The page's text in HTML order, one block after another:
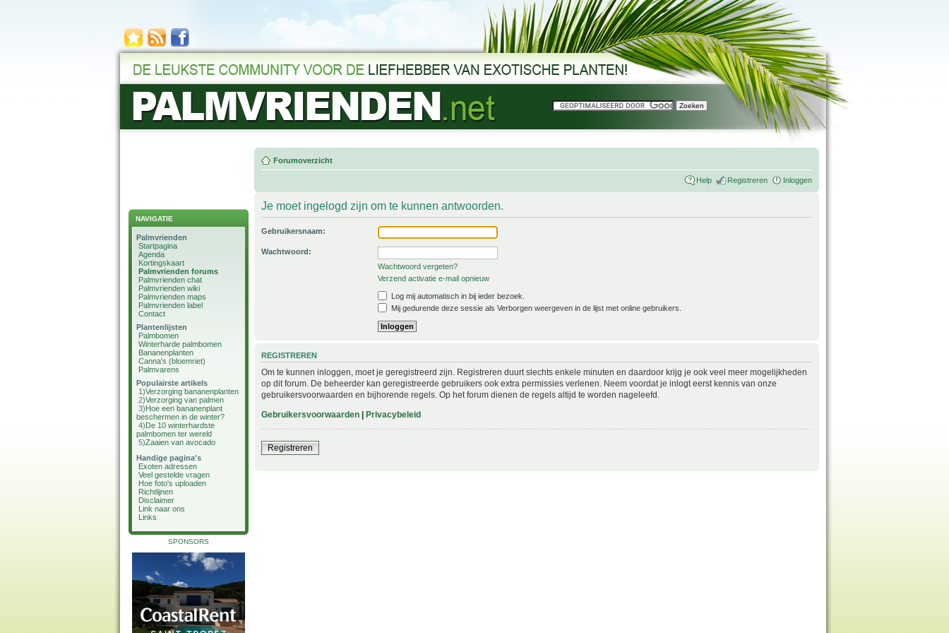
NAVIGATIE
Palmvrienden
Startpagina
Agenda
Kortingskaart
Palmvrienden forums
Palmvrienden chat
Palmvrienden wiki
Palmvrienden maps
Palmvrienden label
Contact
Plantenlijsten
Palmbomen
Winterharde palmbomen
Bananenplanten
Canna's (bloemriet)
Palmvarens
Populairste artikels
1)Verzorging bananenplanten
2)Verzorging van palmen
3)Hoe een bananenplant
beschermen in de winter?
4)De 10 winterhardste
palmbomen ter wereld
5)Zaaien van avocado
Handige pagina's
Exoten adressen
Veel gestelde vragen
Hoe foto's uploaden
Richtlijnen
Disclaimer
Link naar ons
Links
SPONSORS
Forumoverzicht
Help Registreren Inloggen
Je moet ingelogd zijn om te kunnen antwoorden.
Gebruikersnaam:
Wachtwoord:
Wachtwoord vergeten?
Verzend activatie e-mail opnieuw
Log mij automatisch in bij ieder bezoek.
Mij gedurende deze sessie als Verborgen weergeven in de lijst met online gebruikers.
REGISTREREN
Om te kunnen inloggen, moet je geregistreerd zijn. Registreren duurt slechts enkele minuten en daardoor krijg je ook veel meer mogelijkheden
op dit forum. De beheerder kan geregistreerde gebruikers ook extra permissies verlenen. Neem voordat je inlogt eerst kennis van onze
gebruikersvoorwaarden en bijhorende regels. Op het forum dienen de regels altijd te worden nageleefd.
Gebruikersvoorwaarden | Privacybeleid
Registreren